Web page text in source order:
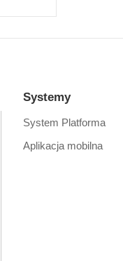
Systemy
System Platforma
Aplikacja mobilna